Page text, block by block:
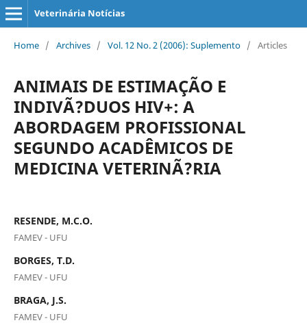
Veterinária Notícias
Home / Archives / Vol. 12 No. 2 (2006): Suplemento / Articles
ANIMAIS DE ESTIMAÇÃO E
INDIVÃ?DUOS HIV+: A
ABORDAGEM PROFISSIONAL
SEGUNDO ACADÊMICOS DE
MEDICINA VETERINÃ?RIA
RESENDE, M.C.O.
FAMEV - UFU
BORGES, T.D.
FAMEV - UFU
BRAGA, J.S.
FAMEV - UFU